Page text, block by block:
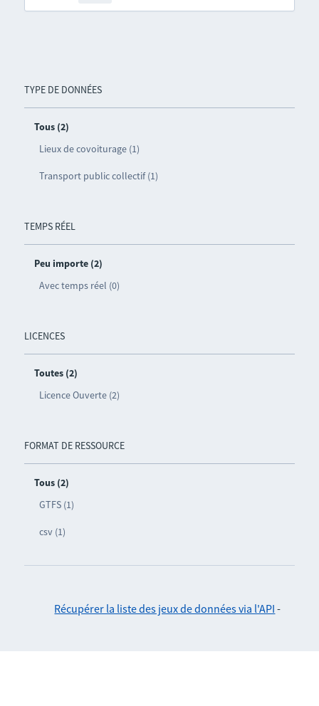
TYPE DE DONNÉES
Tous (2)
Lieux de covoiturage (1)
Transport public collectif (1)
TEMPS RÉEL
Peu importe (2)
Avec temps réel (0)
LICENCES
Toutes (2)
Licence Ouverte (2)
FORMAT DE RESSOURCE
Tous (2)
GTFS (1)
csv (1)
Récupérer la liste des jeux de données via l'API -